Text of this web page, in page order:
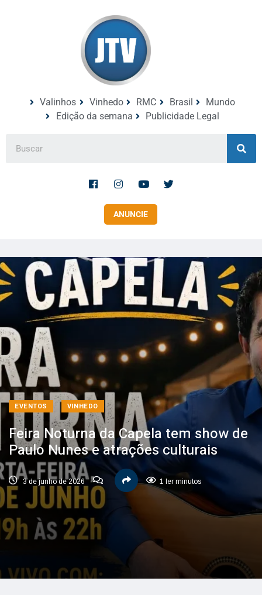
Valinhos Vinhedo RMC Brasil
Mundo
Edição da semana
Publicidade Legal
ANUNCIE
EVENTOS VINHEDO
Feira Noturna da Capela tem show de
Paulo Nunes e atrações culturais
3 de junho de 2026 1 ler minutos